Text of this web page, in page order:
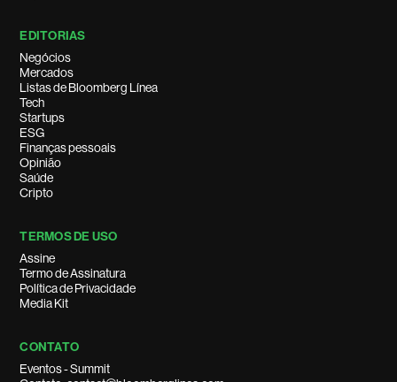
EDITORIAS
Negócios
Mercados
Listas de Bloomberg Línea
Tech
Startups
ESG
Finanças pessoais
Opinião
Saúde
Cripto
TERMOS DE USO
Assine
Termo de Assinatura
Política de Privacidade
Media Kit
CONTATO
Eventos - Summit